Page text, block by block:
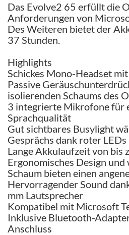
Das Evolve2 65 erfüllt die
Anforderungen von
Des Weiteren bietet der
37 Stunden.
Highlights
Schickes Mono-Headset
Passive
isolierenden Schaums des
3 integrierte Mikrofone für
Sprachqualität
Gut sichtbares Busylight
Gesprächs dank roter LEDs
Lange Akkulaufzeit von bis
Ergonomisches Design
Schaum bieten einen
Hervorragender Sound
mm Lautsprecher
Kompatibel mit Microsoft
Inklusive Bluetooth-
Anschluss